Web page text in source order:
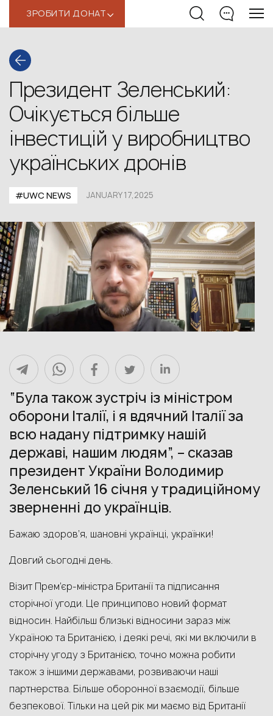
ЗРОБИТИ ДОНАТ‹
Президент Зеленський:
Очікується більше
інвестицій у виробництво
українських дронів
#UWС NEWS JANUARY 17,2025
“Була також зустріч із міністром
оборони Італії, і я вдячний Італії за
всю надану підтримку нашій
державі, нашим людям”, – сказав
президент України Володимир
Зеленський 16 січня у традиційному
зверненні до українців.
Бажаю здоров’я, шановні українці, українки!
Довгий сьогодні день.
Візит Прем’єр-міністра Британії та підписання
сторічної угоди. Це принципово новий формат
відносин. Найбільш близькі відносини зараз між
Україною та Британією, і деякі речі, які ми включили в
сторічну угоду з Британією, точно можна робити
також з іншими державами, розвиваючи наші
партнерства. Більше оборонної взаємодії, більше
безпекової. Тільки на цей рік ми маємо від Британії